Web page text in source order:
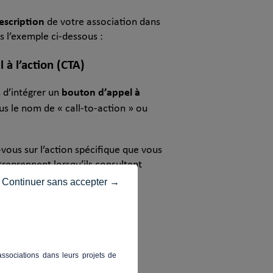
de votre association dans
l’exemple ci-dessous :
l’action (CTA)
un bouton d’appel à
le nom de « call-to-action » ou
sur l’action spécifique que vous
lorsqu’ils consultent
dans leurs projets de
Continuer sans accepter →